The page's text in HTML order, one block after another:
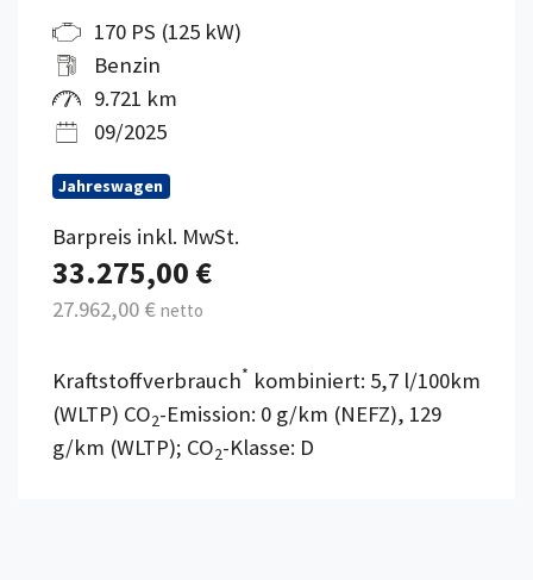
170 PS (125 kW)
Benzin
9.721 km
09/2025
Jahreswagen
Barpreis inkl. MwSt.
33.275,00 €
27.962,00 € netto
Kraftstoffverbrauch* kombiniert: 5,7 l/100km
(WLTP) CO2-Emission: 0 g/km (NEFZ), 129
g/km (WLTP); CO2-Klasse: D